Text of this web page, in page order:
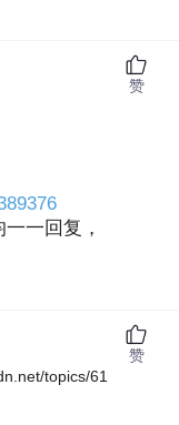
一回复，
赞
topics/61
赞